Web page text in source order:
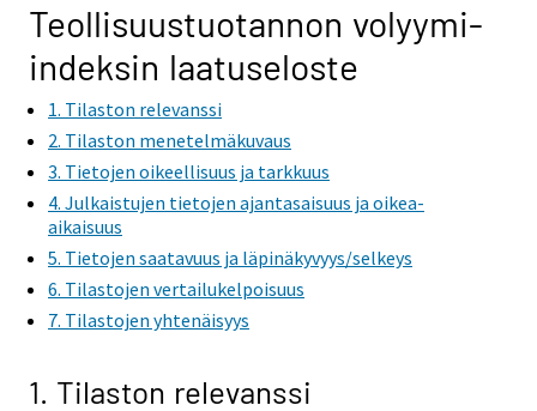
Teollisuustuotannon volyymi-
indeksin laatuseloste
1. Tilaston relevanssi
2. Tilaston menetelmäkuvaus
3. Tietojen oikeellisuus ja tarkkuus
4. Julkaistujen tietojen ajantasaisuus ja oikea-
aikaisuus
5. Tietojen saatavuus ja läpinäkyvyys/selkeys
6. Tilastojen vertailukelpoisuus
7. Tilastojen yhtenäisyys
1. Tilaston relevanssi